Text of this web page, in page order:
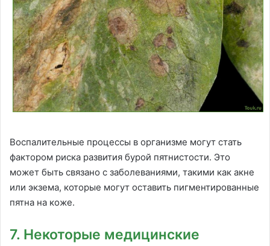
Воспалительные процессы в организме могут стать
фактором риска развития бурой пятнистости. Это
может быть связано с заболеваниями, такими как акне
или экзема, которые могут оставить пигментированные
пятна на коже.
7. Некоторые медицинские